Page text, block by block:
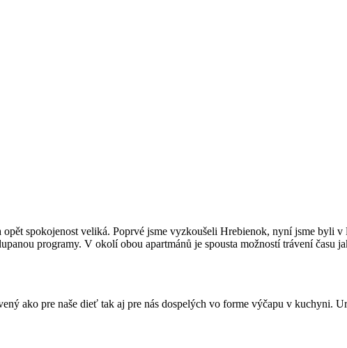
spokojenost veliká. Poprvé jsme vyzkoušeli Hrebienok, nyní jsme byli
programy. V okolí obou apartmánů je spousta možností trávení času
ako pre naše dieť tak aj pre nás dospelých vo forme výčapu v kuchyni.